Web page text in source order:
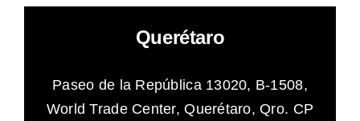
Productos y Soluciones
Nosotros
Querétaro
Paseo de la República 13020, B-1508,
World Trade Center, Querétaro, Qro. CP